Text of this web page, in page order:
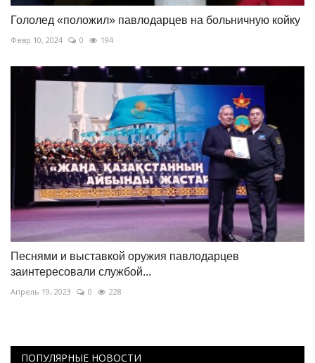
Гололед «положил» павлодарцев на больничную койку
Февр 10, 2024 0 194
Песнями и выставкой оружия павлодарцев
заинтересовали службой...
Апрель 19, 2023 0 228
ПОПУЛЯРНЫЕ НОВОСТИ